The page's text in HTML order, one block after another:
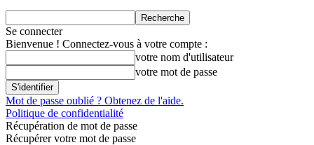
Se connecter
Bienvenue ! Connectez-vous à votre compte :
votre nom d'utilisateur
votre mot de passe
Mot de passe oublié ? Obtenez de l'aide.
Politique de confidentialité
Récupération de mot de passe
Récupérer votre mot de passe